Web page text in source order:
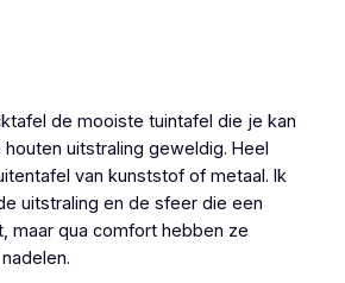
de mooiste tuintafel die je kan
uitstraling geweldig. Heel
van kunststof of metaal. Ik
uitstraling en de sfeer die een
maar qua comfort hebben ze